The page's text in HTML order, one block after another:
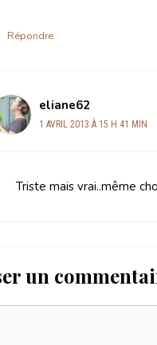
Répondre
eliane62
1 AVRIL 2013 À 15 H 41 MIN
Triste mais vrai..même
un